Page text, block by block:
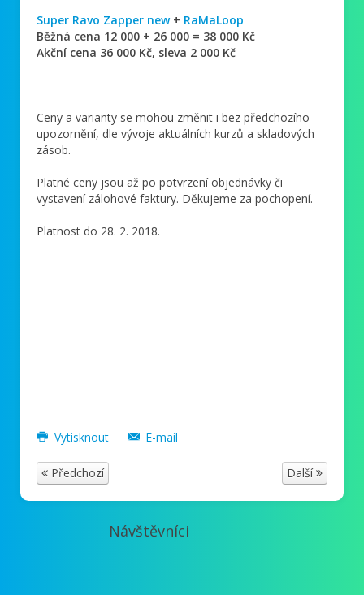
Super Ravo Zapper new+ RaMaLoop
Běžná cena 12 000 + 26 000 = 38 000 Kč
Akční cena 36 000 Kč, sleva 2 000 Kč
Ceny a varianty se mohou změnit i bez předchozího
upozornění, dle vývoje aktuálních kurzů a skladových
zásob.
Platné ceny jsou až po potvrzení objednávky či
vystavení zálohové faktury. Děkujeme za pochopení.
Platnost do 28. 2. 2018.
Vytisknout E-mail
Předchozí Další
Návštěvníci